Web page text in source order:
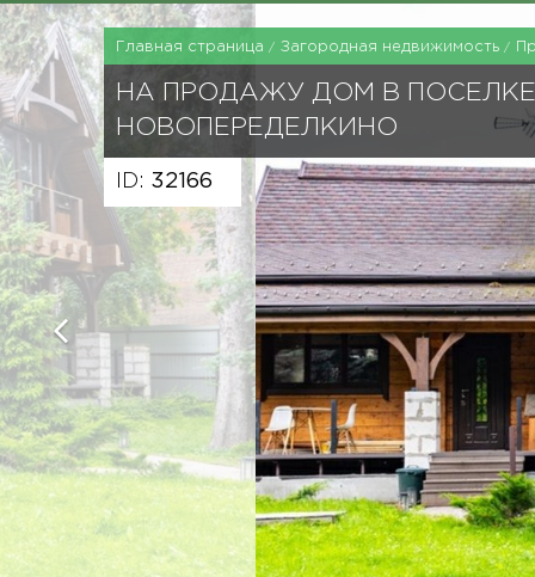
Главная страница Загородная недвижимость
НА ПРОДАЖУ ДОМ В ПОСЕЛКЕ
НОВОПЕРЕДЕЛКИНО
ID: 32166